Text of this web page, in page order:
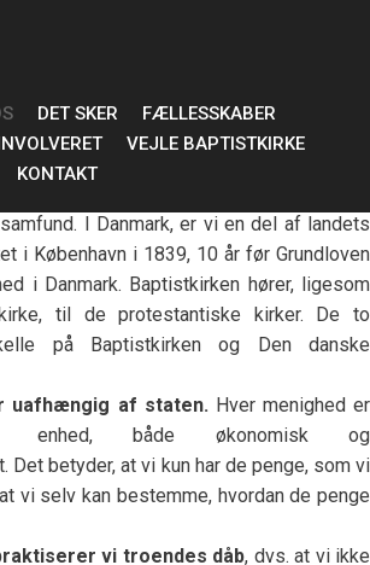
DET SKER
FÆLLESSKABER
VEJLE BAPTISTKIRKE
KONTAKT
Gud). Vi lægger vægt på at troen
hvad Jesus sagde og gjorde. Du kan finde
om Baptister i hæftet "FAQ om
I Danmark, er vi en del af landets
i København i 1839, 10 år før Grundloven
i Danmark. Baptistkirken hører, ligesom
til de protestantiske kirker. De to
på Baptistkirken og Den danske
uafhængig af staten. Hver menighed er
enhed, både økonomisk og
betyder, at vi kun har de penge, som vi
vi selv kan bestemme, hvordan de penge
vi troendes dåb, dvs. at vi ikke